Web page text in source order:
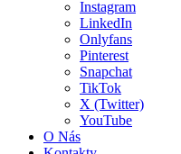
Instagram
LinkedIn
Onlyfans
Pinterest
Snapchat
TikTok
X (Twitter)
YouTube
O Nás